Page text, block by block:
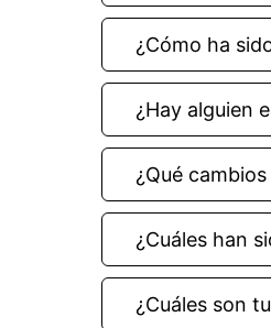
¿Cómo ha
¿Hay alguien
¿Qué
¿Cuáles han
¿Cuáles son